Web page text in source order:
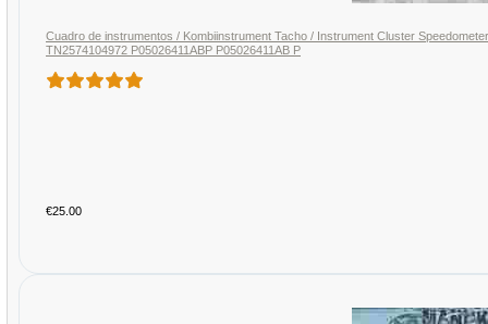
Cuadro de instrumentos / Kombiinstrument Tacho / Instrument Cluster
TN2574104972 P05026411ABP P05026411AB P
€25.00